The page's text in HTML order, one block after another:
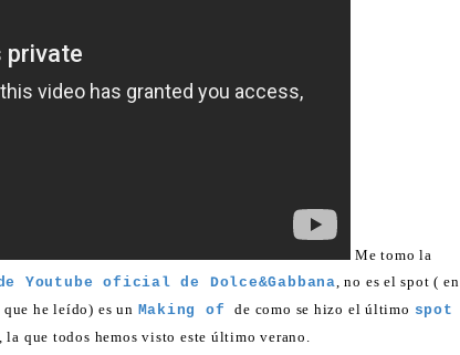
Me tomo la
Youtube oficial de Dolce&Gabbana, no es el spot ( en
he leído) es un Making ofde como se hizo el último spot
, la que todos hemos visto este último verano.